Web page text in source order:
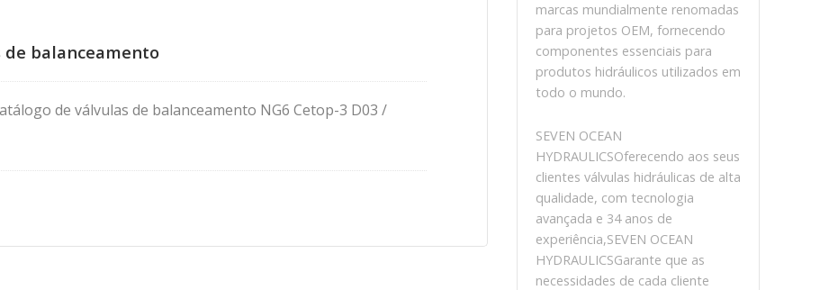
balanceamento
de válvulas de balanceamento NG6 Cetop-3 D03 /
marcas mundialmente renomadas
para projetos OEM, fornecendo
componentes essenciais para
produtos hidráulicos utilizados em
todo o mundo.
SEVEN OCEAN
HYDRAULICSOferecendo aos seus
clientes válvulas hidráulicas de alta
qualidade, com tecnologia
avançada e 34 anos de
experiência,SEVEN OCEAN
HYDRAULICSGarante que as
necessidades de cada cliente